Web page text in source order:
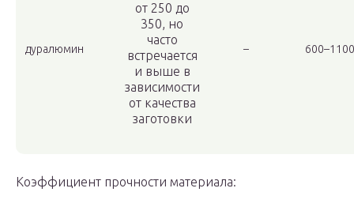
дуралюмин
от 250 до
350, но
часто
встречается
и выше в
зависимости
от качества
заготовки
– 600–1100
Коэффициент прочности материала: